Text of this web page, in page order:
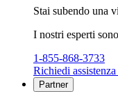
Stai subendo una
I nostri esperti
1-855-868-3733
Richiedi assistenza
Partner